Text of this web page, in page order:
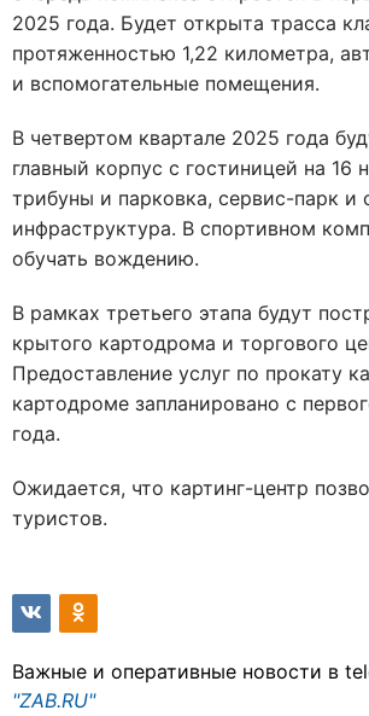
2025 года. Будет открыта трасса
протяженностью 1,22 километра,
и вспомогательные помещения.
В четвертом квартале 2025 года
главный корпус с гостиницей на 16
трибуны и парковка, сервис-парк и
инфраструктура. В спортивном
обучать вождению.
В рамках третьего этапа будут
крытого картодрома и торгового
Предоставление услуг по прокату
картодроме запланировано с
года.
Ожидается, что картинг-центр
туристов.
Важные и оперативные новости в
"ZAB.RU"